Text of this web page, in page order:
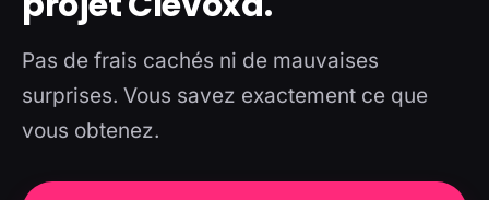
Pas de frais cachés ni de mauvaises
surprises. Vous savez exactement ce que
vous obtenez.